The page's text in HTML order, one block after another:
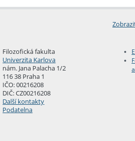
Filozofická fakulta
Univerzita Karlova
nám. Jana Palacha 1/2
116 38 Praha 1
IČO: 00216208
DIČ: CZ00216208
Další kontakty
Podatelna